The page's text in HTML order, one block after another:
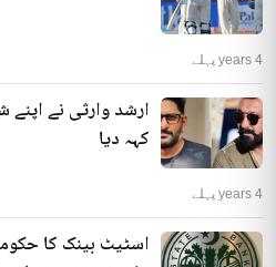
4 years پہلے
ارشد وارثی نے اپنے
کہہ دیا
4 years پہلے
اسٹیٹ بینک کا